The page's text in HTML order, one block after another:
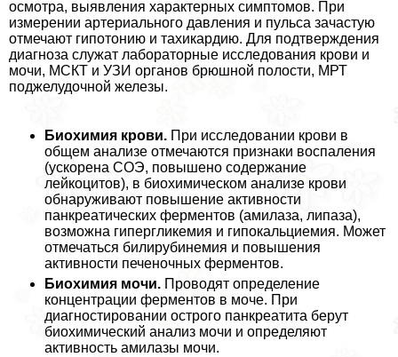
осмотра, выявления характерных симптомов. При
измерении артериального давления и пульса зачастую
отмечают гипотонию и тахикардию. Для подтверждения
диагноза служат лабораторные исследования крови и
мочи, МСКТ и УЗИ органов брюшной полости, МРТ
поджелудочной железы.
Биохимия крови. При исследовании крови в
общем анализе отмечаются признаки воспаления
(ускорена СОЭ, повышено содержание
лейкоцитов), в биохимическом анализе крови
обнаруживают повышение активности
панкреатических ферментов (амилаза, липаза),
возможна гипергликемия и гипокальциемия. Может
отмечаться билирубинемия и повышения
активности печеночных ферментов.
Биохимия мочи. Проводят определение
концентрации ферментов в моче. При
диагностировании острого панкреатита берут
биохимический анализ мочи и определяют
активность амилазы мочи.